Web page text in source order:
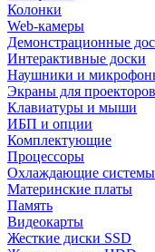
Колонки
Web-камеры
Демонстрационные
Интерактивные доски
Наушники и
Экраны для проекторов
Клавиатуры и мыши
ИБП и опции
Комплектующие
Процессоры
Охлаждающие системы
Материнские платы
Память
Видеокарты
Жесткие диски SSD